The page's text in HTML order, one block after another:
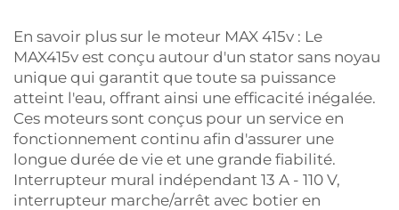
En savoir plus sur le moteur MAX 415v : Le
MAX415v est conçu autour d'un stator sans noyau
unique qui garantit que toute sa puissance
atteint l'eau, offrant ainsi une efficacité inégalée.
Ces moteurs sont conçus pour un service en
fonctionnement continu afin d'assurer une
longue durée de vie et une grande fiabilité.
Interrupteur mural indépendant 13 A - 110 V,
interrupteur marche/arrêt avec botier en